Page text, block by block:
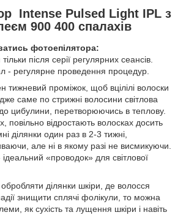
Intense Pulsed Light IPL з
900 400 спалахів
фотоепілятора:
після серії регулярних сеансів.
- регулярне проведення процедур.
тижневий проміжок, щоб вцілілі волоски
саме по стрижні волосини світлова
цибулини, перетворюючись в теплову.
повільно відростають волосках досить
ділянки один раз в 2-3 тижні,
але ні в якому разі не висмикуючи.
«проводок» для світлової
ділянки шкіри, де волосся
знищити сплячі фолікули, то можна
як сухість та лущення шкіри і навіть